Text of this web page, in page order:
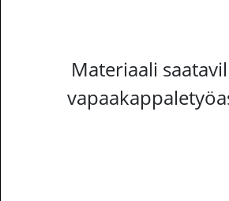
Materiaali